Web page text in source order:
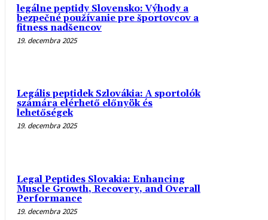
legálne peptidy Slovensko: Výhody a
bezpečné používanie pre športovcov a
fitness nadšencov
19. decembra 2025
Legális peptidek Szlovákia: A sportolók
számára elérhető előnyök és
lehetőségek
19. decembra 2025
Legal Peptides Slovakia: Enhancing
Muscle Growth, Recovery, and Overall
Performance
19. decembra 2025